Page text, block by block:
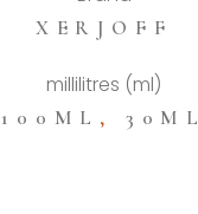
XERJOFF
millilitres (ml)
100ML , 30ML